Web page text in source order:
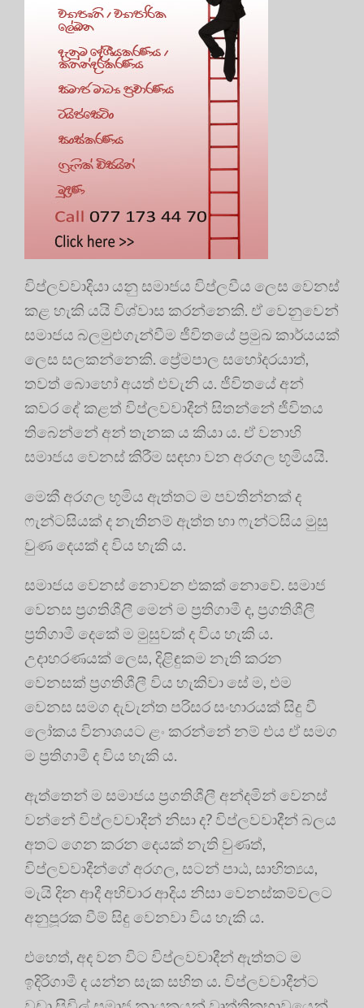
විප්ලවවාදියා යනු සමාජය විප්ලවීය ලෙස වෙනස්
කළ හැකි යයි විශ්වාස කරන්නෙකි. ඒ වෙනුවෙන්
සමාජය බලමුළුගැන්වීම ජීවිතයේ ප්‍රමුඛ කාර්යයක්
ලෙස සලකන්නෙකි. ප්‍රේමපාල සහෝදරයාත්,
තවත් බොහෝ අයත් එවැනි ය. ජීවිතයේ අන්
කවර දේ කළත් විප්ලවවාදීන් සිතන්නේ ජීවිතය
තිබෙන්නේ අන් තැනක ය කියා ය. ඒ වනාහි
සමාජය වෙනස් කිරීම සඳහා වන අරගල භූමියයි.
මෙකී අරගල භූමිය ඇත්තට ම පවතින්නක් ද
ෆැන්ටසියක් ද නැතිනම් ඇත්ත හා ෆැන්ටසිය මුසු
වුණ දෙයක් ද විය හැකි ය.
සමාජය වෙනස් නොවන එකක් නොවේ. සමාජ
වෙනස ප්‍රගතිශීලී මෙන් ම ප්‍රතිගාමී ද, ප්‍රගතිශීලී
ප්‍රතිගාමී දෙකේ ම මුසුවක් ද විය හැකි ය.
උදාහරණයක් ලෙස, දිළිඳුකම නැති කරන
වෙනසක් ප්‍රගතිශීලී විය හැකිවා සේ ම, එම
වෙනස සමග දැවැන්ත පරිසර සංහාරයක් සිදු වී
ලෝකය විනාශයට ළං කරන්නේ නම් එය ඒ සමග
ම ප්‍රතිගාමී ද විය හැකි ය.
ඇත්තෙන් ම සමාජය ප්‍රගතිශීලී අන්දමින් වෙනස්
වන්නේ විප්ලවවාදීන් නිසා ද? විප්ලවවාදීන් බලය
අතට ගෙන කරන දෙයක් නැති වුණත්,
විප්ලවවාදීන්ගේ අරගල, සටන් පාඨ, සාහිත්‍යය,
මැයි දින ආදී අභිචාර ආදිය නිසා වෙනස්කම්වලට
අනුපූරක වීම් සිදු වෙනවා විය හැකි ය.
එහෙත්, අද වන විට විප්ලවවාදීන් ඇත්තට ම
ඉදිරිගාමී ද යන්න සැක සහිත ය. විප්ලවවාදීන්ට